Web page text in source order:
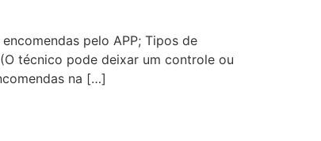
pelo APP; Tipos de
técnico pode deixar um controle ou
na […]